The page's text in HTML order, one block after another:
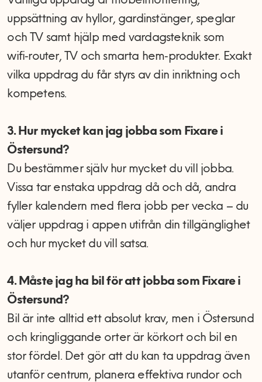
uppsättning av hyllor, gardinstänger, speglar
och TV samt hjälp med vardagsteknik som
wifi‑router, TV och smarta hem‑produkter. Exakt
vilka uppdrag du får styrs av din inriktning och
kompetens.
3. Hur mycket kan jag jobba som Fixare i
Östersund?
Du bestämmer själv hur mycket du vill jobba.
Vissa tar enstaka uppdrag då och då, andra
fyller kalendern med flera jobb per vecka – du
väljer uppdrag i appen utifrån din tillgänglighet
och hur mycket du vill satsa.
4. Måste jag ha bil för att jobba som Fixare i
Östersund?
Bil är inte alltid ett absolut krav, men i Östersund
och kringliggande orter är körkort och bil en
stor fördel. Det gör att du kan ta uppdrag även
utanför centrum, planera effektiva rundor och